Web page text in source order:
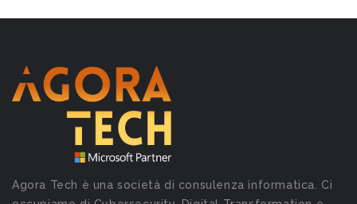
Agora Tech è una società di consulenza informatica. Ci